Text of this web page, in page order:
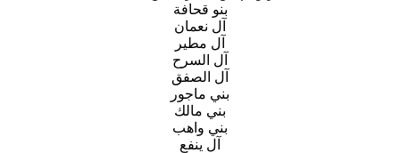
بنو قحافة
آل نعمان
آل مطير
آل السرح
آل الصفق
بني ماجور
بني مالك
بني واهب
آل ينفع